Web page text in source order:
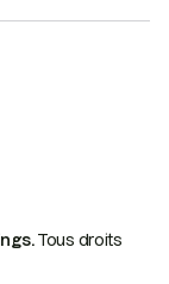
Tous droits